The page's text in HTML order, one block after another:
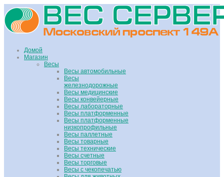
Домой
Магазин
Весы
Весы автомобильные
Весы
железнодорожные
Весы медицинские
Весы конвейерные
Весы лабораторные
Весы платформенные
Весы платформенные
низкопрофильные
Весы паллетные
Весы товарные
Весы технические
Весы счетные
Весы торговые
Весы с чекопечатью